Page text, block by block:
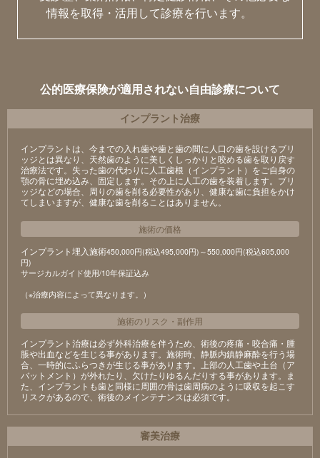
情報を取得・活用して診療を行います。
公的医療保険が適用されない自由診療について
インプラント治療
インプラントは、今までの入れ歯や歯と歯の間に人口の歯を設けるブリ
ッジとは異なり、天然歯のように美しくしっかりと咬める歯を取り戻す
治療法です。失った歯の代わりに人工歯根（インプラント）をご自身の
顎の骨に埋め込み、固定します。その上に人工の歯を装着します。ブリ
ッジなどの場合、周りの歯を削る必要性があり、健康な歯に負担をかけ
てしまいますが、健康な歯を削ることはありません。
施術の価格
インプラント埋入施術450,000円(税込495,000円)～550,000円(税込605,000
円)
サージカルガイド使用/10年保証込み
（※治療内容によって異なります。）
施術のリスク ・ 副作用
インプラント治療は必ず外科治療を伴うため、術後の疼痛・咬合痛・腫
脹や出血などを生じる事があります。施術時、静脈内鎮静麻酔を行う場
合、一時的にふらつきが生じる事があります。上部の人工歯や土台（ア
バットメント）が外れたり、欠けたりゆるんだりする事があります。ま
た、インプラントも歯と同様に周囲の骨は歯周病のように吸収を起こす
リスクがあるので、術後のメインテナンスは必須です。
審美治療